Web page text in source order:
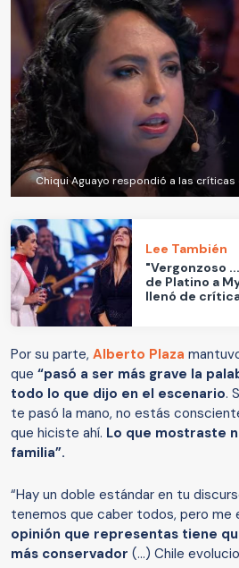
Chiqui Aguayo respondió a las críticas
Lee También
"Vergonzoso
de Platino a
llenó de
Por su parte, Alberto Plaza
que “pasó a ser más grave la
todo lo que dijo en el escenario.
te pasó la mano, no estás
que hiciste ahí. Lo que mostraste
familia”.
“Hay un doble estándar en tu
tenemos que caber todos, pero me
opinión que representas tiene
más conservador (…) Chile